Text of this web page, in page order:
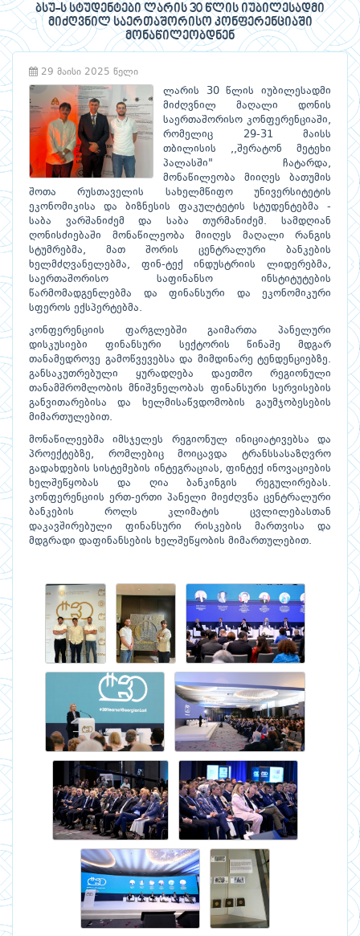
ბსუ-ს სტუდენტები ლარის 30 წლის იუბილესადმი
მიძღვნილ საერთაშორისო კონფერენციაში
მონაწილეობდნენ
29 მაისი 2025 წელი
ლარის 30 წლის იუბილესადმი
მიძღვნილ მაღალი დონის
საერთაშორისო კონფერენციაში,
რომელიც 29-31 მაისს
თბილისის ,,შერატონ მეტეხი
პალასში" ჩატარდა,
მონაწილეობა მიიღეს ბათუმის
შოთა რუსთაველის სახელმწიფო უნივერსიტეტის
ეკონომიკისა და ბიზნესის ფაკულტეტის სტუდენტებმა -
საბა ვარშანიძემ და საბა თურმანიძემ. სამდღიან
ღონისძიებაში მონაწილეობა მიიღეს მაღალი რანგის
სტუმრებმა, მათ შორის ცენტრალური ბანკების
ხელმძღვანელებმა, ფინ-ტექ ინდუსტრიის ლიდერებმა,
საერთაშორისო საფინანსო ინსტიტუტების
წარმომადგენლებმა და ფინანსური და ეკონომიკური
სფეროს ექსპერტებმა.
კონფერენციის ფარგლებში გაიმართა პანელური
დისკუსიები ფინანსური სექტორის წინაშე მდგარ
თანამედროვე გამოწვევებსა და მიმდინარე ტენდენციებზე.
განსაკუთრებული ყურადღება დაეთმო რეგიონული
თანამშრომლობის მნიშვნელობას ფინანსური სერვისების
განვითარებისა და ხელმისაწვდომობის გაუმჯობესების
მიმართულებით.
მონაწილეებმა იმსჯელეს რეგიონულ ინიციატივებსა და
პროექტებზე, რომლებიც მოიცავდა ტრანსსასაზღვრო
გადახდების სისტემების ინტეგრაციას, ფინტექ ინოვაციების
ხელშეწყობას და ღია ბანკინგის რეგულირებას.
კონფერენციის ერთ-ერთი პანელი მიეძღვნა ცენტრალური
ბანკების როლს კლიმატის ცვლილებასთან
დაკავშირებული ფინანსური რისკების მართვისა და
მდგრადი დაფინანსების ხელშეწყობის მიმართულებით.